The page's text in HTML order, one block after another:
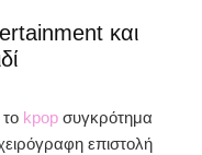
και
kpop συγκρότημα
επιστολή